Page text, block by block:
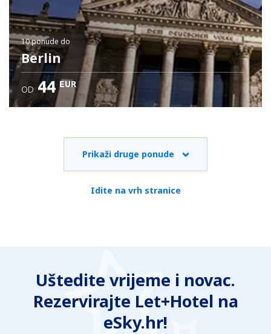
10 ponude do
Berlin
OD 44 EUR
Prikaži druge ponude
Idite na vrh stranice
Uštedite vrijeme i novac.
Rezervirajte Let+Hotel na
eSky.hr!